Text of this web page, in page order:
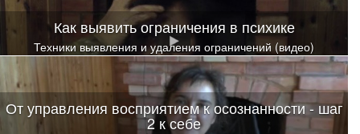
Как выявить ограничения в психике
Техники выявления и удаления ограничений (видео)
От управления восприятием к осознанности - шаг
2 к себе